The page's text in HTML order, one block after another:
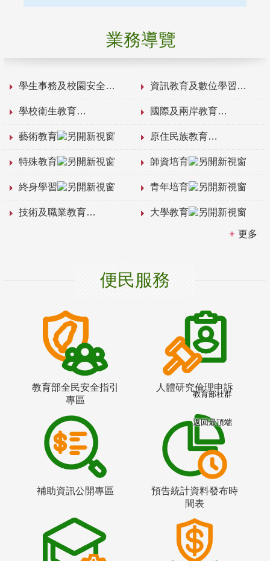
業務導覽
學生事務及校園安全 資訊教育及數位學習
學校衛生教育 國際及兩岸教育
藝術教育 原住民族教育
特殊教育 師資培育
終身學習 青年培育
技術及職業教育 大學教育
更多
便民服務
教育部全民安全指引
專區
人體研究倫理申訴
補助資訊公開專區
預告統計資料發布時
間表
教育部社群
返回最頂端